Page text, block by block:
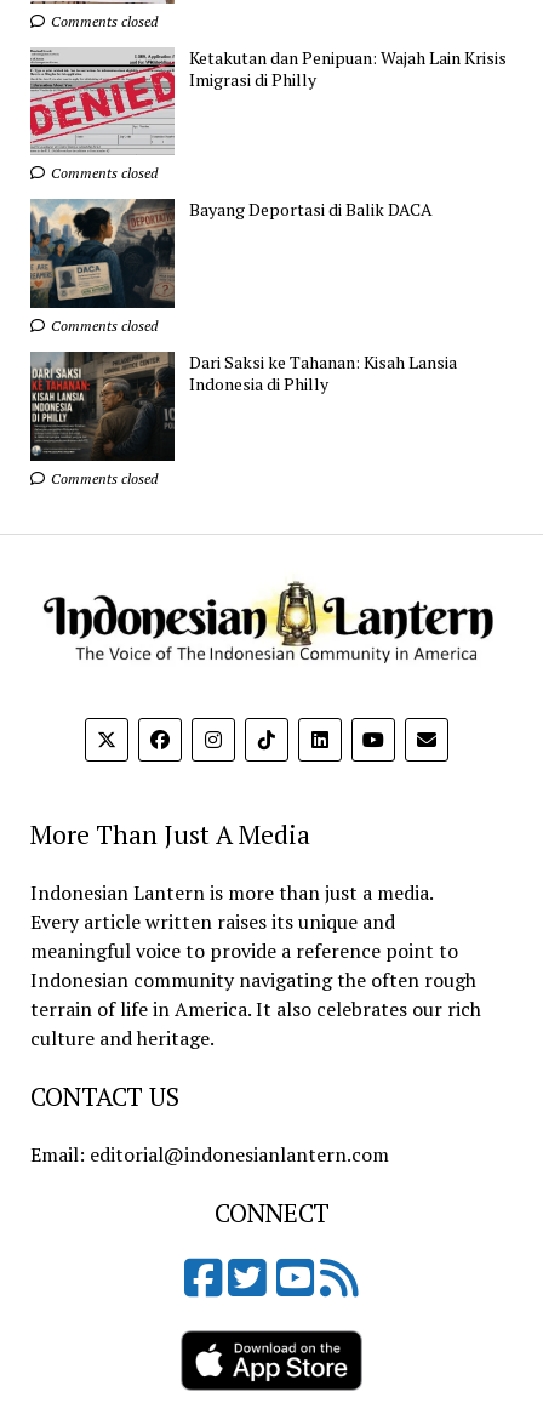
Comments closed
Ketakutan dan Penipuan: Wajah Lain Krisis
Imigrasi di Philly
Comments closed
Bayang Deportasi di Balik DACA
Comments closed
Dari Saksi ke Tahanan: Kisah Lansia
Indonesia di Philly
Comments closed
More Than Just A Media
Indonesian Lantern is more than just a media.
Every article written raises its unique and
meaningful voice to provide a reference point to
Indonesian community navigating the often rough
terrain of life in America. It also celebrates our rich
culture and heritage.
CONTACT US
Email: editorial@indonesianlantern.com
CONNECT